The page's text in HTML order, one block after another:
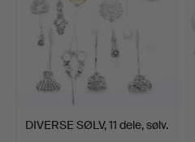
DIVERSE SØLV, 11 dele, sølv.